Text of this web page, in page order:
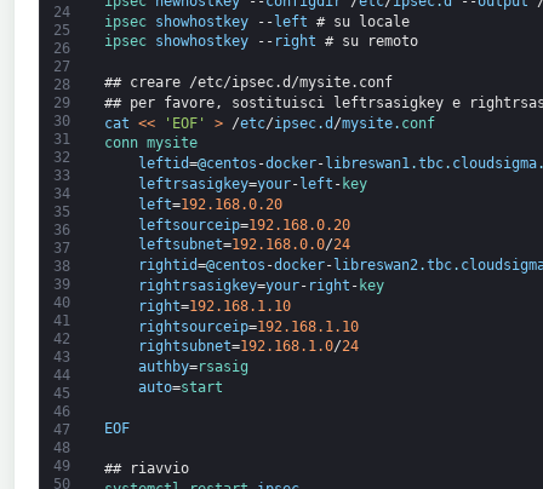
24
25
26
27
28
29
30
31
32
33
34
35
36
37
38
39
40
41
42
43
44
45
46
47
48
49
50
ipsec showhostkey --left # su locale
ipsec showhostkey -- right # su remoto
## creare /etc/ipsec.d/mysite.conf
## per favore, sostituisci leftrsasigkey e
cat << 'EOF' > /etc/ipsec.d /mysite. conf
conn mysite
leftid=@centos -docker- libreswan1.tbc. cloudsigma
leftrsasigkey=your- left - key
left=192.168.0.20
leftsourceip=192.168.0.20
leftsubnet=192.168.0.0/24
rightid=@centos -docker- libreswan2.tbc.
rightrsasigkey=your- right - key
right=192.168.1.10
rightsourceip=192.168.1.10
rightsubnet=192.168.1.0/24
authby=rsasig
auto=start
EOF
## riavvio